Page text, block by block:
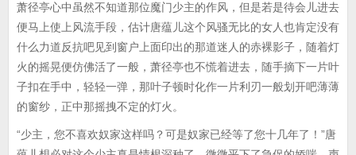
萧径亭心中虽然不知道那位魔门少主的作风，但是若是待会儿进去
便马上使上风流手段，估计唐蕴儿这个风骚无比的女人也肯定没有
什么力道反抗吧见到窗户上面印出的那道迷人的赤裸影子，随着灯
火的摇晃便仿佛活了一般，萧径亭也不慌着进去，随手摘下一片叶
子扣在手中，轻轻一弹，那叶子顿时化作一片利刃一般划开吧薄薄
的窗纱，正中那摇拽不定的灯火。
“少主，您不喜欢奴家这样吗？可是奴家已经等了您十几年了！”唐